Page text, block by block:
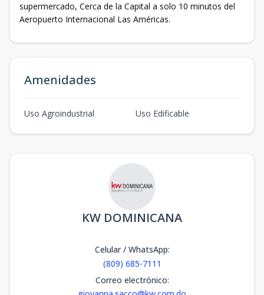
supermercado, Cerca de la Capital a solo 10 minutos del
Aeropuerto Internacional Las Américas.
Amenidades
Uso Agroindustrial Uso Edificable
KW DOMINICANA
Celular / WhatsApp:
(809) 685-7111
Correo electrónico: